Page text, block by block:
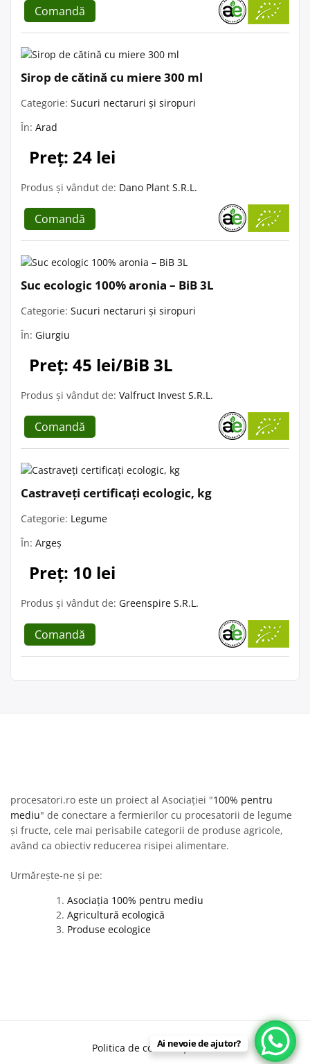
Comandă
Sirop de cătină cu miere 300 ml
Categorie: Sucuri nectaruri și siropuri
În: Arad
Preț: 24 lei
Produs și vândut de: Dano Plant S.R.L.
Comandă
Suc ecologic 100% aronia – BiB 3L
Categorie: Sucuri nectaruri și siropuri
În: Giurgiu
Preț: 45 lei/BiB 3L
Produs și vândut de: Valfruct Invest S.R.L.
Comandă
Castraveți certificați ecologic, kg
Categorie: Legume
În: Argeș
Preț: 10 lei
Produs și vândut de: Greenspire S.R.L.
Comandă
procesatori.ro este un proiect al Asociației "100% pentru
mediu" de conectare a fermierilor cu procesatorii de legume
și fructe, cele mai perisabile categorii de produse agricole,
având ca obiectiv reducerea risipei alimentare.
Urmărește-ne și pe:
Asociația 100% pentru mediu
Agricultură ecologică
Produse ecologice
Politica de confidențialitate
Ai nevoie de ajutor?